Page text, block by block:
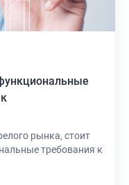
рынка, стоит
требования к